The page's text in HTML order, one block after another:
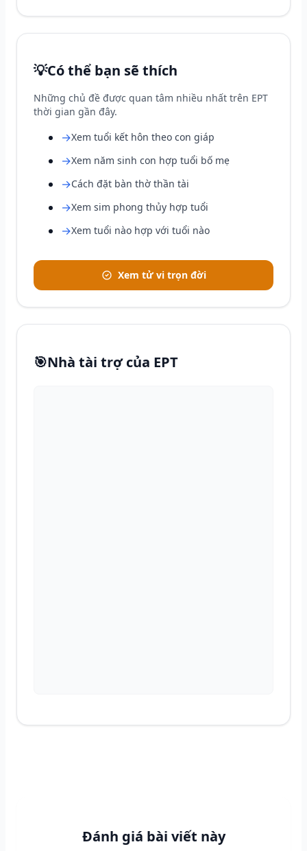
💡Có thể bạn sẽ thích
Những chủ đề được quan tâm nhiều nhất trên EPT
thời gian gần đây.
→Xem tuổi kết hôn theo con giáp
→Xem năm sinh con hợp tuổi bố mẹ
→Cách đặt bàn thờ thần tài
→Xem sim phong thủy hợp tuổi
→Xem tuổi nào hợp với tuổi nào
Xem tử vi trọn đời
🎯Nhà tài trợ của EPT
Đánh giá bài viết này